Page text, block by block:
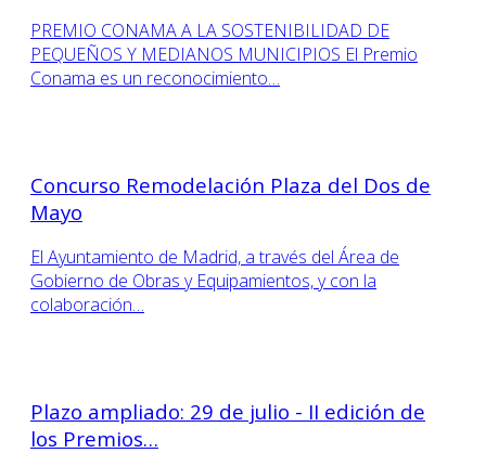
PREMIO CONAMA A LA SOSTENIBILIDAD DE
PEQUEÑOS Y MEDIANOS MUNICIPIOS El Premio
Conama es un reconocimiento…
Concurso Remodelación Plaza del Dos de
Mayo
El Ayuntamiento de Madrid, a través del Área de
Gobierno de Obras y Equipamientos, y con la
colaboración…
Plazo ampliado: 29 de julio - II edición de
los Premios…